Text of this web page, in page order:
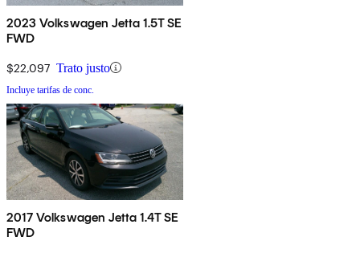
2023 Volkswagen Jetta 1.5T SE
FWD
$22,097 Trato justo
Incluye tarifas de conc.
2017 Volkswagen Jetta 1.4T SE
FWD